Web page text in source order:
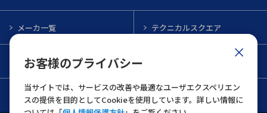
お客様のプライバシー
当サイトでは、サービスの改善や最適なユーザエクスペリエン
スの提供を目的としてCookieを使用しています。詳しい情報に
メーカ一覧 テクニカルスクエア
インフォメーション
お問い合わせ